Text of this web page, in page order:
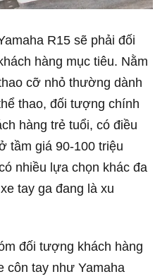
R15 sẽ phải đối
hàng mục tiêu. Nằm
cỡ nhỏ thường dành
thao, đối tượng chính
hàng trẻ tuổi, có điều
tầm giá 90-100 triệu
nhiều lựa chọn khác đa
tay ga đang là xu
đối tượng khách hàng
côn tay như Yamaha